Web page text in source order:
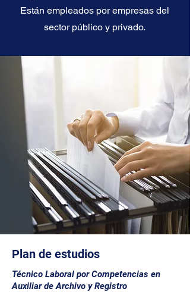
Están empleados por empresas del
sector público y privado.
Plan de estudios
Técnico Laboral por Competencias en
Auxiliar de Archivo y Registro